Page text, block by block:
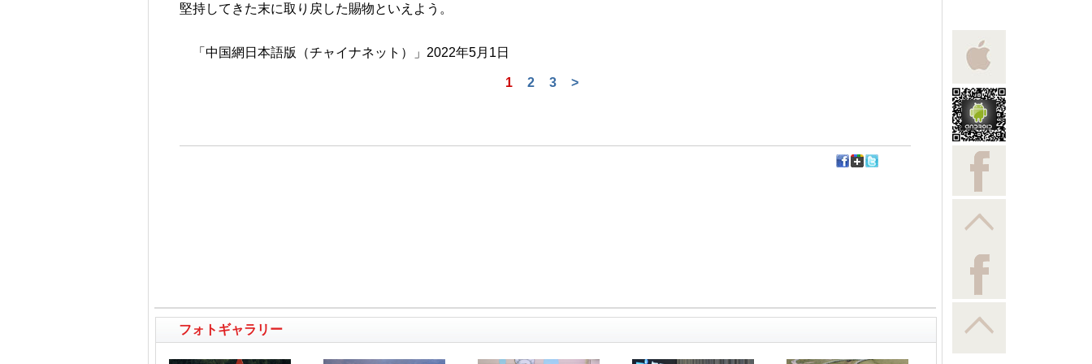
堅持してきた末に取り戻した賜物といえよう。
「中国網日本語版（チャイナネット）」2022年5月1日
1 2 3 >